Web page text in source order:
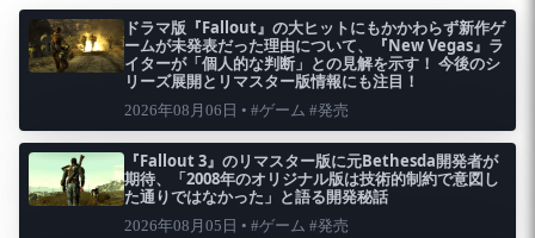
ドラマ版『Fallout』の大ヒットにもかかわらず新作ゲ
ームが未発表だった理由について、『New Vegas』ラ
イターが「個人的な判断」との見解を示す！ 今後のシ
リーズ展開とリマスター版情報にも注目！
2026年08月06日 • #ゲーム #発売
『Fallout 3』のリマスター版に元Bethesda開発者が
期待、「2008年のオリジナル版は技術的制約で意図し
た通りではなかった」と語る開発秘話
2026年08月05日 • #ゲーム #発売